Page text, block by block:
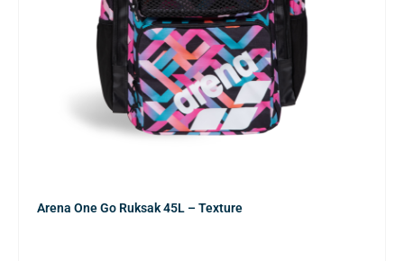
Arena One Go Ruksak 45L – Texture